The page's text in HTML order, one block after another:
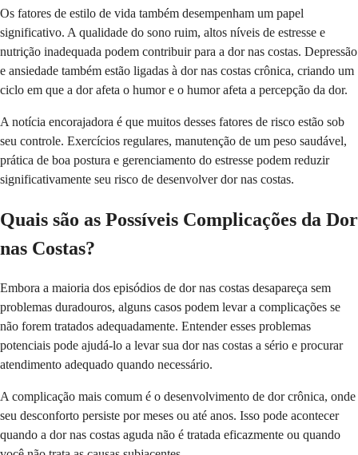
Os fatores de estilo de vida também desempenham um papel
significativo. A qualidade do sono ruim, altos níveis de estresse e
nutrição inadequada podem contribuir para a dor nas costas. Depressão
e ansiedade também estão ligadas à dor nas costas crônica, criando um
ciclo em que a dor afeta o humor e o humor afeta a percepção da dor.
A notícia encorajadora é que muitos desses fatores de risco estão sob
seu controle. Exercícios regulares, manutenção de um peso saudável,
prática de boa postura e gerenciamento do estresse podem reduzir
significativamente seu risco de desenvolver dor nas costas.
Quais são as Possíveis Complicações da Dor
nas Costas?
Embora a maioria dos episódios de dor nas costas desapareça sem
problemas duradouros, alguns casos podem levar a complicações se
não forem tratados adequadamente. Entender esses problemas
potenciais pode ajudá-lo a levar sua dor nas costas a sério e procurar
atendimento adequado quando necessário.
A complicação mais comum é o desenvolvimento de dor crônica, onde
seu desconforto persiste por meses ou até anos. Isso pode acontecer
quando a dor nas costas aguda não é tratada eficazmente ou quando